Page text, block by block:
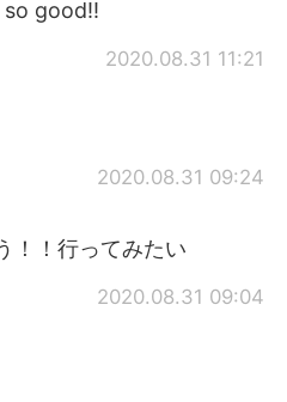
good!!
2020.08.31 11:21
2020.08.31 09:24
！！行ってみたい
2020.08.31 09:04